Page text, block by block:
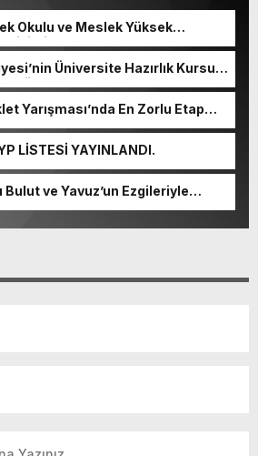
Okulu ve Meslek Yüksek
Üniversite Hazırlık Kursu
gün 7 Ağustos.
Yarışması’nda En Zorlu Etap
LİSTESİ YAYINLANDI.
Bulut ve Yavuz’un Ezgileriyle